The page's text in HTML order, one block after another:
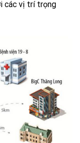
các vị trí trọng